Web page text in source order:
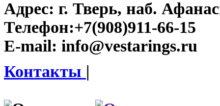
Адрес: г. Тверь, наб.
Телефон:+7(908)911-66-15
E-mail: info@vestarings.ru
Контакты |